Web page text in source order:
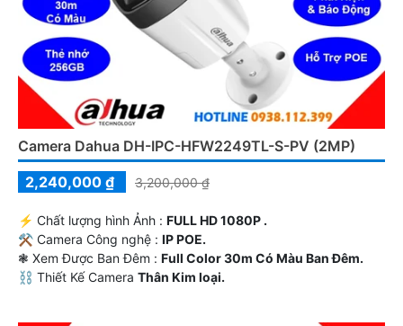
Camera Dahua DH-IPC-HFW2249TL-S-PV (2MP)
2,240,000 ₫
3,200,000 ₫
️⚡ Chất lượng hình Ảnh : FULL HD 1080P .
⚒ Camera Công nghệ : IP POE.
❃ Xem Được Ban Đêm : Full Color 30m Có Màu Ban Ðêm.
⛓ Thiết Kế Camera Thân Kim loại.